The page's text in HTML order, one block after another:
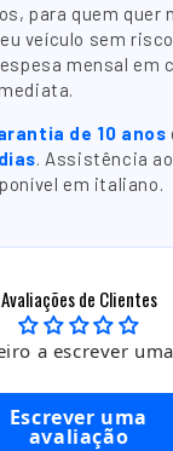
para quem quer
veículo sem
mensal em
de 10 anos
. Assistência
em italiano.
Avaliações de Clientes
a escrever
Escrever uma
avaliação